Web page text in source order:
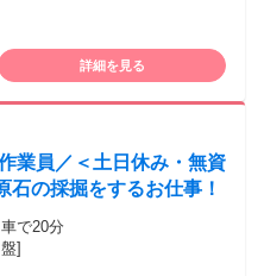
方 ・入力作業が好きな方 ・
事務経験を活かしたい方
詳細を見る
業員／＜土日休み・無資
の採掘をするお仕事！
で20分
]